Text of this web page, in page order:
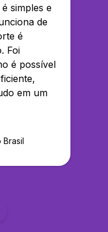
simples e
de
é
Foi
é possível
em um